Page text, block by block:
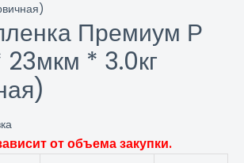
Премиум Р
* 3.0кг
от объема закупки.